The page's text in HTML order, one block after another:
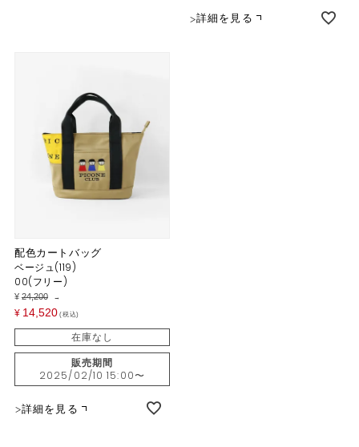
詳細を見る
配色カートバッグ
00(フリー)
ベージュ(119)
¥ 24,200 →
¥ 14,520 税込
在庫なし
販売期間
2025/02/10 15:00〜
詳細を見る